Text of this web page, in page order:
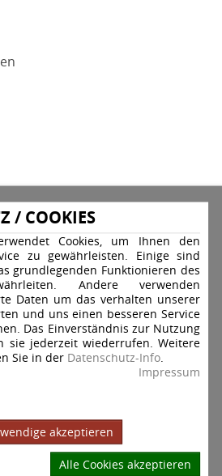
/ COOKIES
Cookies, um Ihnen den
zu gewährleisten. Einige sind
grundlegenden Funktionieren des
Andere verwenden
Daten um das verhalten unserer
und uns einen besseren Service
Das Einverständnis zur Nutzung
sie jederzeit wiederrufen. Weitere
Sie in der Datenschutz-Info.
Impressum
akzeptieren
Alle Cookies akzeptieren
Toenges GmbH - Alle Rechte vorbehalten